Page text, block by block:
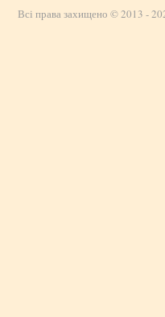
Всі права захищено © 2013 -